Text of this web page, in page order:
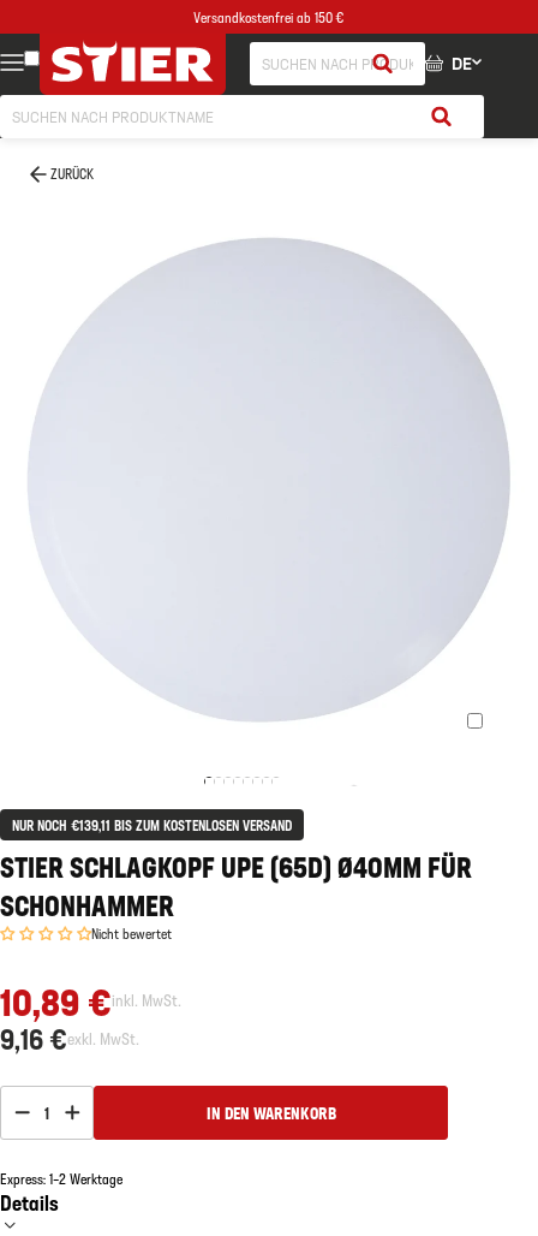
Versandkostenfrei ab 150 €
DE
ZURÜCK
NUR NOCH €139,11 BIS ZUM KOSTENLOSEN VERSAND
STIER SCHLAGKOPF UPE (65D) Ø40MM FÜR
SCHONHAMMER
Nicht bewertet
10,89 €inkl. MwSt.
9,16 €exkl. MwSt.
1 IN DEN WARENKORB
Express: 1–2 Werktage
Details